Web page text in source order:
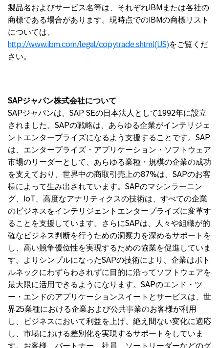
製品名およびサービス名等は、それぞれIBMまたは各社の
商標である場合があります。現時点でのIBMの商標リスト
については、
http://www.ibm.com/legal/copytrade.shtml(US)をご覧くだ
さい。
SAPジャパン株式会社について
SAPジャパンは、SAP SEの日本法人として1992年に設立
されました。SAPの戦略は、あらゆる企業がインテリジェ
ントエンタープライズになるよう支援することです。SAP
は、エンタープライズ・アプリケーション・ソフトウェア
市場のリーダーとして、あらゆる業種・規模の企業の成功
を支えており、世界中の商取引売上の87%は、SAPのお客
様によって生み出されています。SAPのマシンラーニン
グ、IoT、高度なアナリティクスの技術は、すべての企業
のビジネスをインテリジェントエンタープライズに変革す
ることを支援しています。さらにSAPは、人々や組織が的
確なビジネス判断を行うための洞察力を深めるサポートを
し、高い競争優位性を実現するための協業を促進していま
す。よりシンプルになったSAPの技術により、企業はボト
ルネックにわずらわされずに目的に沿ってソフトウェアを
最大限に活用できるようになります。SAPのエンド・ツ
ー・エンドのアプリケーションスイートとサービスは、世
界25業種における企業および公共事業のお客様が利用
し、ビジネスにおいて利益を上げ、絶え間ない変化に適応
し、市場における差別化を実現するサポートをしていま
す。お客様、パートナー、社員、ソートリーダーなどのグ